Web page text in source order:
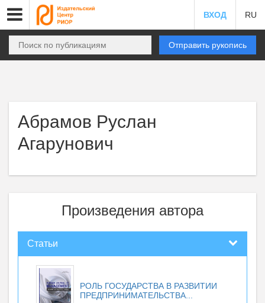
ВХОД RU
Отправить рукопись
Абрамов Руслан
Агарунович
Произведения автора
Статьи
РОЛЬ ГОСУДАРСТВА В РАЗВИТИИ
ПРЕДПРИНИМАТЕЛЬСТВА...